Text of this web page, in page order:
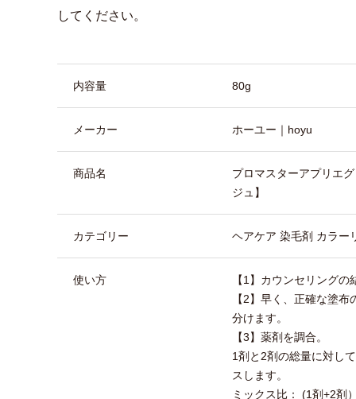
してください。
内容量 80g
メーカー ホーユー｜hoyu
商品名
プロマスターアプリエ
ジュ】
カテゴリー ヘアケア 染毛剤 カラー
使い方
【1】カウンセリング
【2】早く、正確な塗
分けます。
【3】薬剤を調合。
1剤と2剤の総量に対し
スします。
ミックス比： (1剤+2剤